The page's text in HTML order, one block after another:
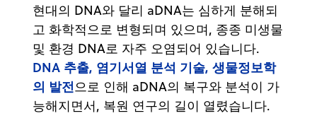
현대의 DNA와 달리 aDNA는 심하게 분해되
고 화학적으로 변형되며 있으며, 종종 미생물
및 환경 DNA로 자주 오염되어 있습니다.
DNA 추출, 염기서열 분석 기술, 생물정보학
의 발전으로 인해 aDNA의 복구와 분석이 가
능해지면서, 복원 연구의 길이 열렸습니다.